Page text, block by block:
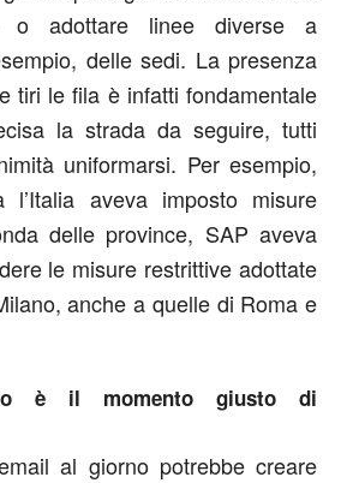
o adottare linee diverse a
delle sedi. La presenza
tiri le fila è infatti fondamentale
la strada da seguire, tutti
uniformarsi. Per esempio,
l’Italia aveva imposto misure
delle province, SAP aveva
le misure restrittive adottate
anche a quelle di Roma e
è il momento giusto di
al giorno potrebbe creare